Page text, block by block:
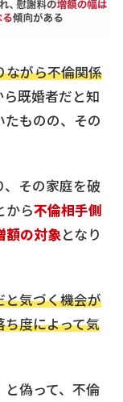
ながら不倫関係
既婚者だと知
たものの、その
その家庭を破
から不倫相手側
額の対象となり
と気づく機会が
度によって気
偽って、不倫